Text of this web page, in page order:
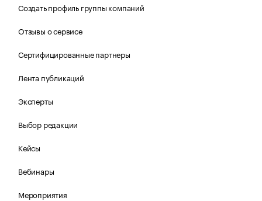
Создать профиль группы компаний
Отзывы о сервисе
Сертифицированные партнеры
Лента публикаций
Эксперты
Выбор редакции
Кейсы
Вебинары
Мероприятия